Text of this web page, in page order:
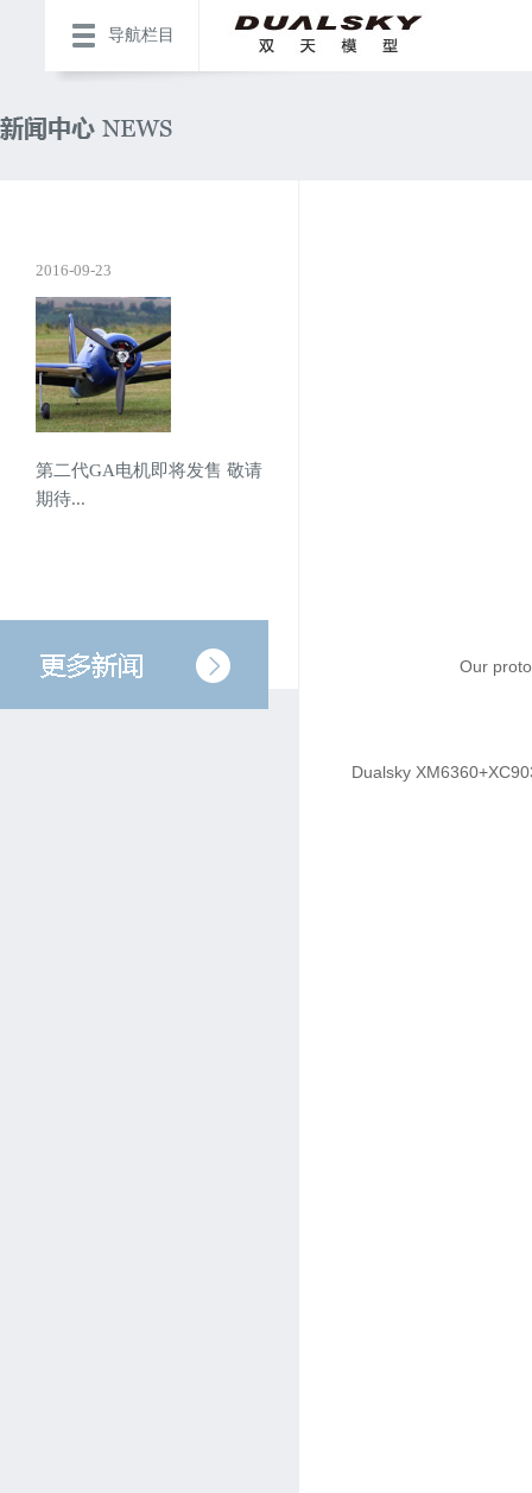
导航栏目
2016-09-23
第二代GA电机即将发售 敬请
期待...
Our
Dualsky